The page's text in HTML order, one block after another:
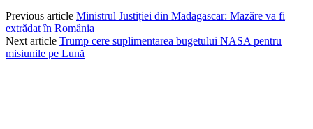
Previous article Ministrul Justiției din Madagascar: Mazăre va fi
extrădat în România
Next article Trump cere suplimentarea bugetului NASA pentru
misiunile pe Lună